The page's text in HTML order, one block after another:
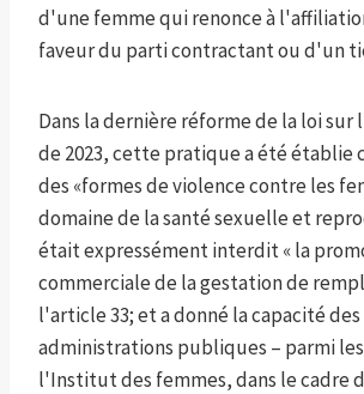
d'une femme qui renonce à
faveur du parti contractant ou d'un
Dans la dernière réforme de la loi
de 2023, cette pratique a été établie
des «formes de violence contre les
domaine de la santé sexuelle et
était expressément interdit « la
commerciale de la gestation de
l'article 33; et a donné la capacité des
administrations publiques – parmi
l'Institut des femmes, dans le cadre